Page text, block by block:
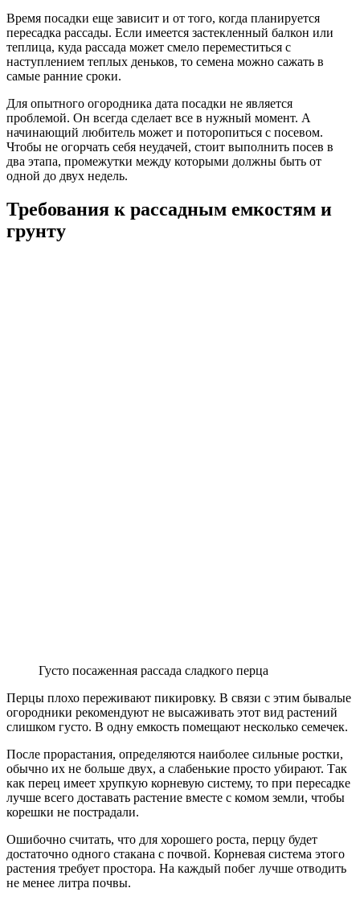
Время посадки еще зависит и от того, когда планируется
пересадка рассады. Если имеется застекленный балкон или
теплица, куда рассада может смело переместиться с
наступлением теплых деньков, то семена можно сажать в
самые ранние сроки.
Для опытного огородника дата посадки не является
проблемой. Он всегда сделает все в нужный момент. А
начинающий любитель может и поторопиться с посевом.
Чтобы не огорчать себя неудачей, стоит выполнить посев в
два этапа, промежутки между которыми должны быть от
одной до двух недель.
Требования к рассадным емкостям и
грунту
Густо посаженная рассада сладкого перца
Перцы плохо переживают пикировку. В связи с этим бывалые
огородники рекомендуют не высаживать этот вид растений
слишком густо. В одну емкость помещают несколько семечек.
После прорастания, определяются наиболее сильные ростки,
обычно их не больше двух, а слабенькие просто убирают. Так
как перец имеет хрупкую корневую систему, то при пересадке
лучше всего доставать растение вместе с комом земли, чтобы
корешки не пострадали.
Ошибочно считать, что для хорошего роста, перцу будет
достаточно одного стакана с почвой. Корневая система этого
растения требует простора. На каждый побег лучше отводить
не менее литра почвы.